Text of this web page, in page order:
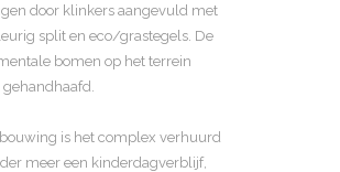
door klinkers aangevuld met
split en eco/grastegels. De
bomen op het terrein
gehandhaafd.
is het complex verhuurd
meer een kinderdagverblijf,